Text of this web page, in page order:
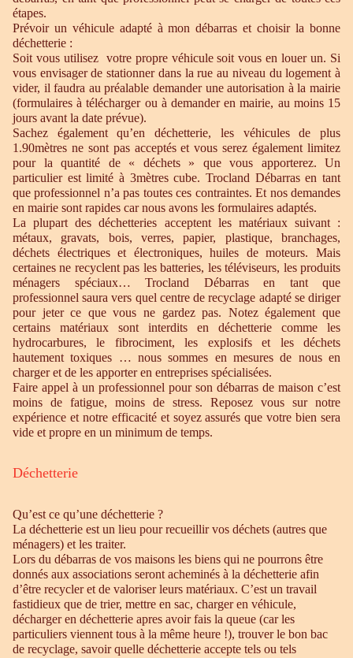
étapes.
Prévoir un véhicule adapté à mon débarras et choisir la bonne
déchetterie :
Soit vous utilisez votre propre véhicule soit vous en louer un. Si
vous envisager de stationner dans la rue au niveau du logement à
vider, il faudra au préalable demander une autorisation à la mairie
(formulaires à télécharger ou à demander en mairie, au moins 15
jours avant la date prévue).
Sachez également qu’en déchetterie, les véhicules de plus
1.90mètres ne sont pas acceptés et vous serez également limitez
pour la quantité de « déchets » que vous apporterez. Un
particulier est limité à 3mètres cube. Trocland Débarras en tant
que professionnel n’a pas toutes ces contraintes. Et nos demandes
en mairie sont rapides car nous avons les formulaires adaptés.
La plupart des déchetteries acceptent les matériaux suivant :
métaux, gravats, bois, verres, papier, plastique, branchages,
déchets électriques et électroniques, huiles de moteurs. Mais
certaines ne recyclent pas les batteries, les téléviseurs, les produits
ménagers spéciaux… Trocland Débarras en tant que
professionnel saura vers quel centre de recyclage adapté se diriger
pour jeter ce que vous ne gardez pas. Notez également que
certains matériaux sont interdits en déchetterie comme les
hydrocarbures, le fibrociment, les explosifs et les déchets
hautement toxiques … nous sommes en mesures de nous en
charger et de les apporter en entreprises spécialisées.
Faire appel à un professionnel pour son débarras de maison c’est
moins de fatigue, moins de stress. Reposez vous sur notre
expérience et notre efficacité et soyez assurés que votre bien sera
vide et propre en un minimum de temps.
Déchetterie
Qu’est ce qu’une déchetterie ?
La déchetterie est un lieu pour recueillir vos déchets (autres que
ménagers) et les traiter.
Lors du débarras de vos maisons les biens qui ne pourrons être
donnés aux associations seront acheminés à la déchetterie afin
d’être recycler et de valoriser leurs matériaux. C’est un travail
fastidieux que de trier, mettre en sac, charger en véhicule,
décharger en déchetterie apres avoir fais la queue (car les
particuliers viennent tous à la même heure !), trouver le bon bac
de recyclage, savoir quelle déchetterie accepte tels ou tels